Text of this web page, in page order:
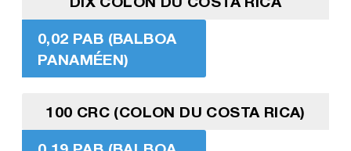
0,02 PAB (BALBOA
PANAMÉEN)
100 CRC (COLON DU COSTA RICA)